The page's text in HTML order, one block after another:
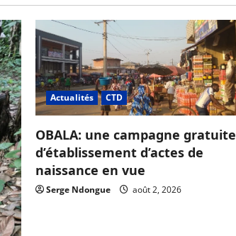
Actualités CTD
OBALA: une campagne gratuite
d’établissement d’actes de
naissance en vue
Serge Ndongue août 2, 2026